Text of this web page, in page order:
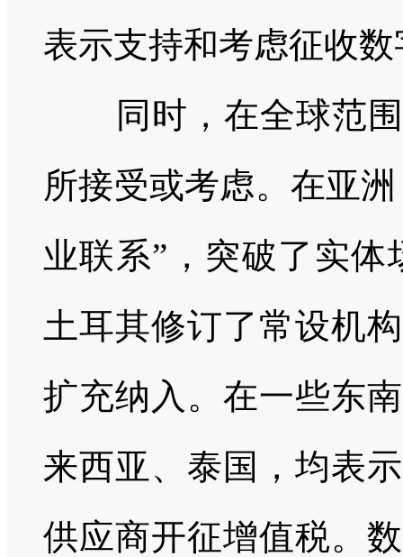
表示支持和考虑征收
同时，在全球范
所接受或考虑。在亚
业联系”，突破了实
土耳其修订了常设机
扩充纳入。在一些东
来西亚、泰国，均表
供应商开征增值税。